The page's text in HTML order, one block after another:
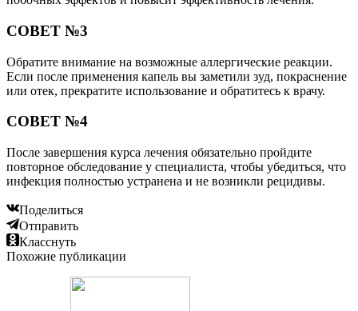
СОВЕТ №3
Обратите внимание на возможные аллергические реакции.
Если после применения капель вы заметили зуд, покраснение
или отек, прекратите использование и обратитесь к врачу.
СОВЕТ №4
После завершения курса лечения обязательно пройдите
повторное обследование у специалиста, чтобы убедиться, что
инфекция полностью устранена и не возникли рецидивы.
Поделиться
Отправить
Класснуть
Похожие публикации